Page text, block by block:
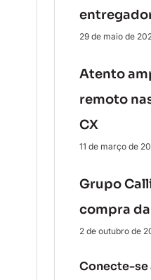
29 de maio de
Atento
remoto
CX
11 de março de
Grupo
compra
2 de outubro de
Conecte-se